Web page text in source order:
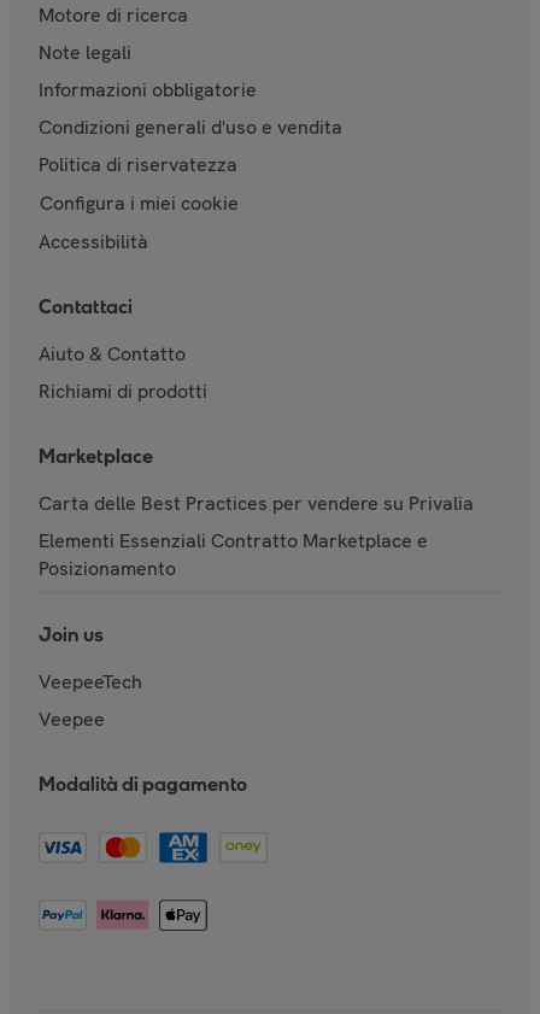
Motore di ricerca
Note legali
Informazioni obbligatorie
Condizioni generali d'uso e vendita
Politica di riservatezza
Configura i miei cookie
Accessibilità
Contattaci
Aiuto & Contatto
Richiami di prodotti
Marketplace
Carta delle Best Practices per vendere su Privalia
Elementi Essenziali Contratto Marketplace e
Posizionamento
Join us
VeepeeTech
Veepee
Modalità di pagamento